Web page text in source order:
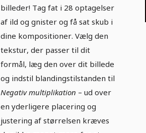
billeder! Tag fat i 28 optagelser
af ild og gnister og få sat skub i
dine kompositioner. Vælg den
tekstur, der passer til dit
formål, læg den over dit billede
og indstil blandingstilstanden til
Negativ multiplikation – ud over
en yderligere placering og
justering af størrelsen kræves